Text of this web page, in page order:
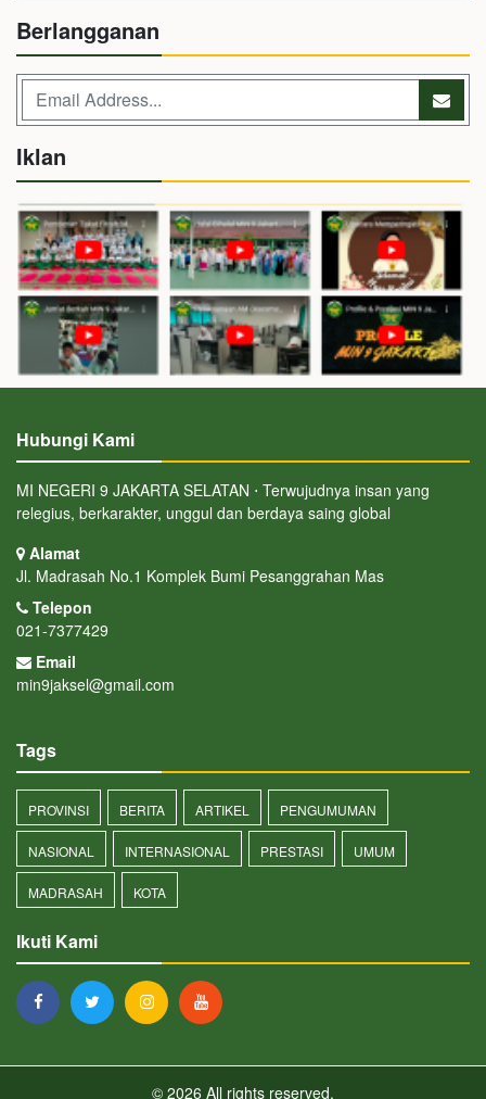
Berlangganan
Iklan
Hubungi Kami
MI NEGERI 9 JAKARTA SELATAN ⋅ Terwujudnya insan yang
relegius, berkarakter, unggul dan berdaya saing global
Alamat
Jl. Madrasah No.1 Komplek Bumi Pesanggrahan Mas
Telepon
021-7377429
Email
min9jaksel@gmail.com
Tags
PROVINSI BERITA ARTIKEL PENGUMUMAN
NASIONAL INTERNASIONAL PRESTASI UMUM
MADRASAH KOTA
Ikuti Kami
© 2026 All rights reserved.